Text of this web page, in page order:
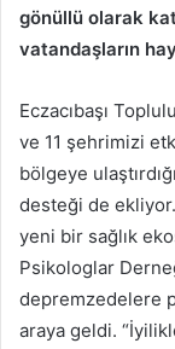
gönüllü olarak
vatandaşların
Eczacıbaşı
ve 11 şehrimizi
bölgeye
desteği de
yeni bir sağlık
Psikologlar
depremzedelere
araya geldi.